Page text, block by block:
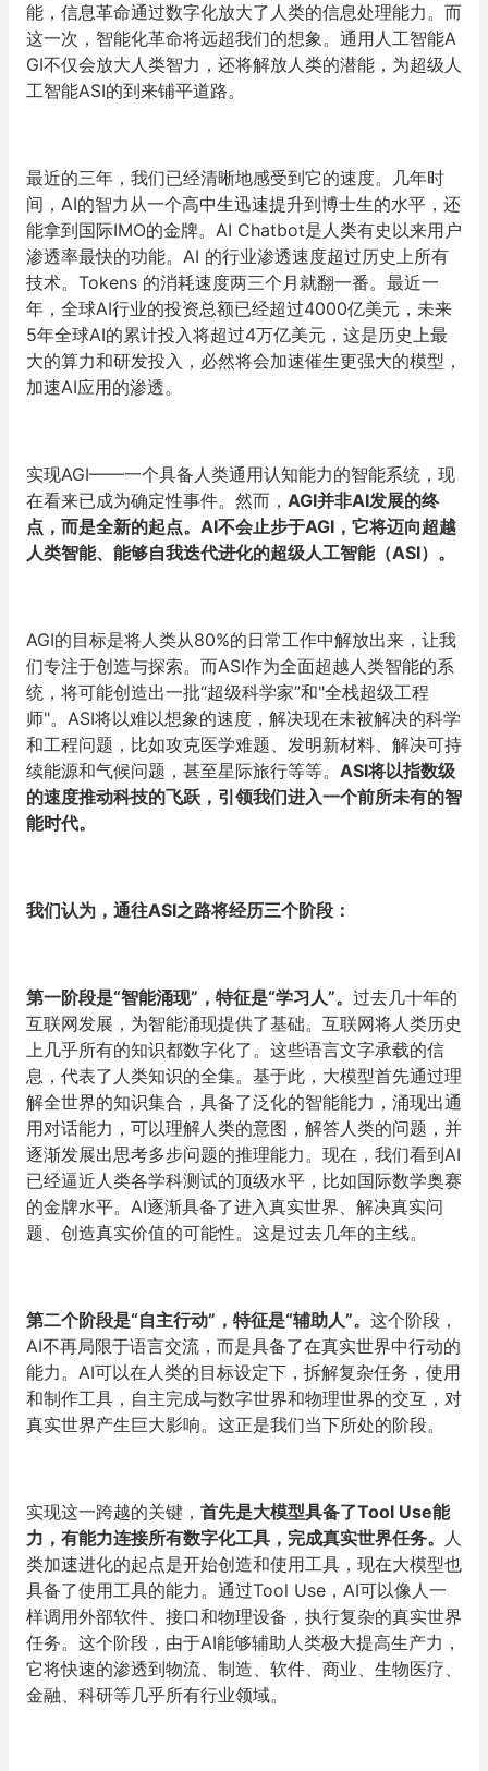
能，信息革命通过数字化放大了人类的信息处理能力。而
这一次，智能化革命将远超我们的想象。通用人工智能A
GI不仅会放大人类智力，还将解放人类的潜能，为超级人
工智能ASI的到来铺平道路。
最近的三年，我们已经清晰地感受到它的速度。几年时
间，AI的智力从一个高中生迅速提升到博士生的水平，还
能拿到国际IMO的金牌。AI Chatbot是人类有史以来用户
渗透率最快的功能。AI 的行业渗透速度超过历史上所有
技术。Tokens 的消耗速度两三个月就翻一番。最近一
年，全球AI行业的投资总额已经超过4000亿美元，未来
5年全球AI的累计投入将超过4万亿美元，这是历史上最
大的算力和研发投入，必然将会加速催生更强大的模型，
加速AI应用的渗透。
实现AGI——一个具备人类通用认知能力的智能系统，现
在看来已成为确定性事件。然而， AGI并非AI发展的终
点，而是全新的起点。AI不会止步于AGI，它将迈向超越
人类智能、能够自我迭代进化的超级人工智能（ASI）。
AGI的目标是将人类从80%的日常工作中解放出来，让我
们专注于创造与探索。而ASI作为全面超越人类智能的系
统，将可能创造出一批“超级科学家”和"全栈超级工程
师"。ASI将以难以想象的速度，解决现在未被解决的科学
和工程问题，比如攻克医学难题、发明新材料、解决可持
续能源和气候问题，甚至星际旅行等等。 ASI将以指数级
的速度推动科技的飞跃，引领我们进入一个前所未有的智
能时代。
我们认为，通往ASI之路将经历三个阶段：
第一阶段是“智能涌现”，特征是“学习人”。 过去几十年的
互联网发展，为智能涌现提供了基础。互联网将人类历史
上几乎所有的知识都数字化了。这些语言文字承载的信
息，代表了人类知识的全集。基于此，大模型首先通过理
解全世界的知识集合，具备了泛化的智能能力，涌现出通
用对话能力，可以理解人类的意图，解答人类的问题，并
逐渐发展出思考多步问题的推理能力。现在，我们看到AI
已经逼近人类各学科测试的顶级水平，比如国际数学奥赛
的金牌水平。AI逐渐具备了进入真实世界、解决真实问
题、创造真实价值的可能性。这是过去几年的主线。
第二个阶段是“自主行动”，特征是“辅助人”。 这个阶段，
AI不再局限于语言交流，而是具备了在真实世界中行动的
能力。AI可以在人类的目标设定下，拆解复杂任务，使用
和制作工具，自主完成与数字世界和物理世界的交互，对
真实世界产生巨大影响。这正是我们当下所处的阶段。
实现这一跨越的关键， 首先是大模型具备了Tool Use能
力，有能力连接所有数字化工具，完成真实世界任务。 人
类加速进化的起点是开始创造和使用工具，现在大模型也
具备了使用工具的能力。通过Tool Use，AI可以像人一
样调用外部软件、接口和物理设备，执行复杂的真实世界
任务。这个阶段，由于AI能够辅助人类极大提高生产力，
它将快速的渗透到物流、制造、软件、商业、生物医疗、
金融、科研等几乎所有行业领域。